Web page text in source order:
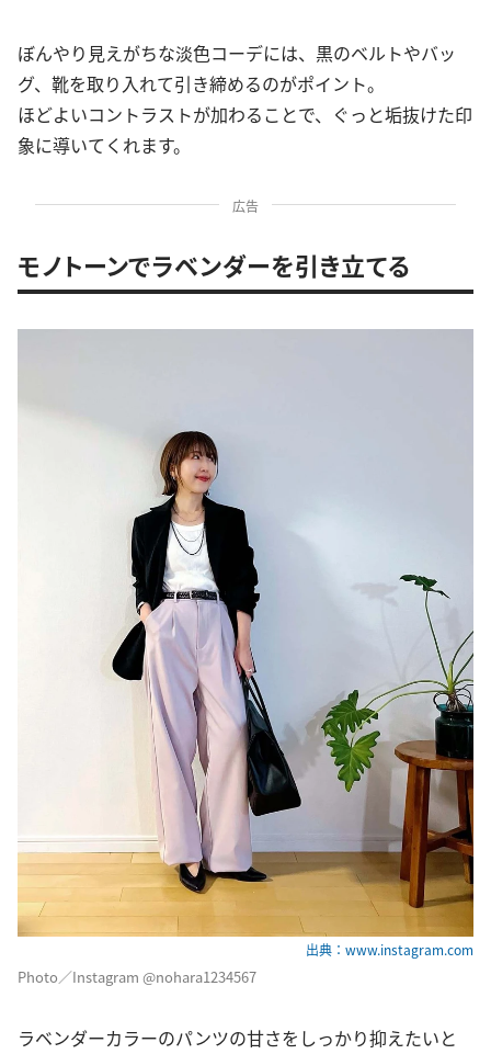
ぼんやり見えがちな淡色コーデには、黒のベルトやバッ
グ、靴を取り入れて引き締めるのがポイント。
ほどよいコントラストが加わることで、ぐっと垢抜けた印
象に導いてくれます。
広告
モノトーンでラベンダーを引き立てる
出典：www.instagram.com
Photo／Instagram @nohara1234567
ラベンダーカラーのパンツの甘さをしっかり抑えたいと